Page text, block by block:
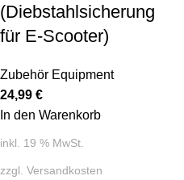
(Diebstahlsicherung
für E-Scooter)
Zubehör Equipment
24,99 €
In den Warenkorb
inkl. 19 % MwSt.
zzgl. Versandkosten